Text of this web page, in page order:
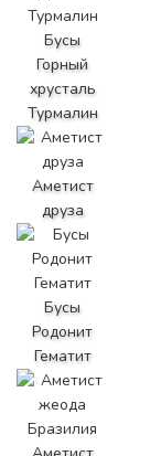
Бусы
Горный
хрусталь
Турмалин
Аметист
друза
Бусы
Родонит
Гематит